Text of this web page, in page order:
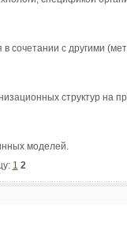
сочетании с другими
структур на
моделей.
1 2